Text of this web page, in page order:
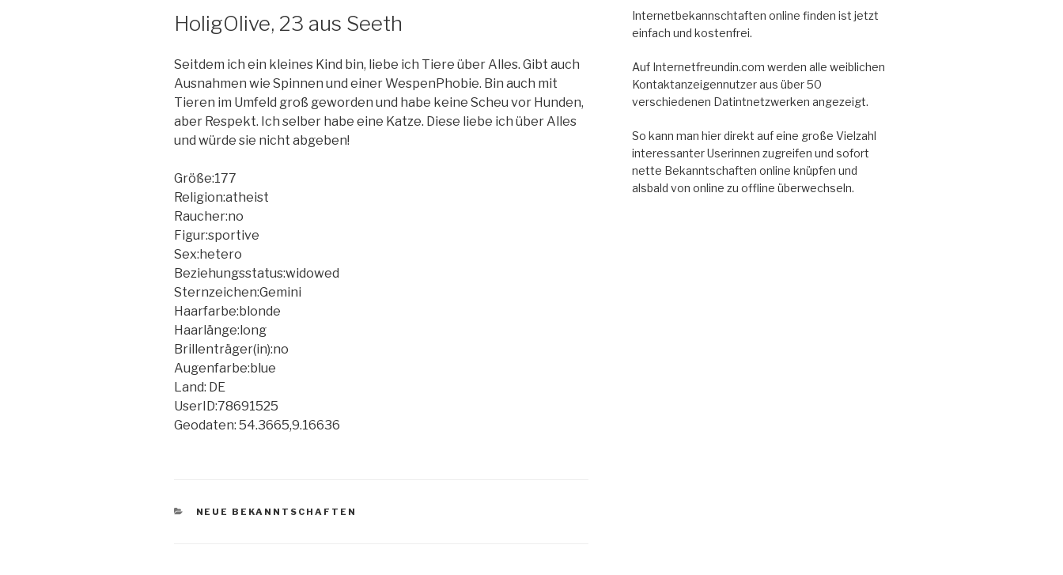
HoligOlive, 23 aus Seeth
Seitdem ich ein kleines Kind bin, liebe ich Tiere über Alles. Gibt auch
Ausnahmen wie Spinnen und einer WespenPhobie. Bin auch mit
Tieren im Umfeld groß geworden und habe keine Scheu vor Hunden,
aber Respekt. Ich selber habe eine Katze. Diese liebe ich über Alles
und würde sie nicht abgeben!
Größe:177
Religion:atheist
Raucher:no
Figur:sportive
Sex:hetero
Beziehungsstatus:widowed
Sternzeichen:Gemini
Haarfarbe:blonde
Haarlänge:long
Brillenträger(in):no
Augenfarbe:blue
Land: DE
UserID:78691525
Geodaten: 54.3665,9.16636
KATEGORIEN
NEUE BEKANNTSCHAFTEN
Internetbekannschtaften online finden ist jetzt
einfach und kostenfrei.
Auf Internetfreundin.com werden alle weiblichen
Kontaktanzeigennutzer aus über 50
verschiedenen Datintnetzwerken angezeigt.
So kann man hier direkt auf eine große Vielzahl
interessanter Userinnen zugreifen und sofort
nette Bekanntschaften online knüpfen und
alsbald von online zu offline überwechseln.